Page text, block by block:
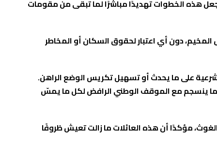
هذه الخطوات تهديدًا مباشرًا لما تبقى من مقومات
دون أي اعتبار لحقوق السكان أو المخاطر
شرعية على ما يحدث أو تسهيل تكريس الوضع الراهن.
ينسجم مع الموقف الوطني الرافض لكل ما يمسّ
مؤكدًا أن هذه العائلات ما زالت تعيش ظروفًا